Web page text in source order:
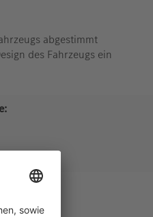
abgestimmt
des Fahrzeugs ein